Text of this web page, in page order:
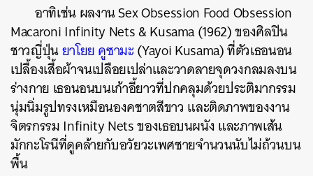
อาทิเช่น ผลงาน Sex Obsession Food Obsession
Macaroni Infinity Nets & Kusama (1962) ของศิลปิน
ชาวญี่ปุ่นยาโยย คูซามะ(Yayoi Kusama)ที่ตัวเธอนอน
เปลื้องเสื้อผ้าจนเปลือยเปล่าและวาดลายจุดวงกลมลงบน
ร่างกาย เธอนอนบนเก้าอี้ยาวที่ปกคลุมด้วยประติมากรรม
นุ่มนิ่มรูปทรงเหมือนองคชาตสีขาว และติดภาพของงาน
จิตรกรรม Infinity Nets ของเธอบนผนัง และภาพเส้น
มักกะโรนีที่ดูคล้ายกับอวัยวะเพศชายจำนวนนับไม่ถ้วนบน
พื้น